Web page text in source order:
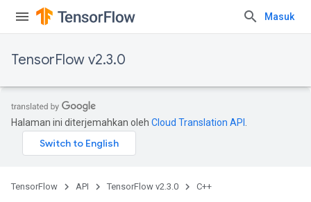
Masuk
TensorFlow v2.3.0
Halaman ini diterjemahkan oleh Cloud Translation API
TensorFlow API TensorFlow v2.3.0 C++